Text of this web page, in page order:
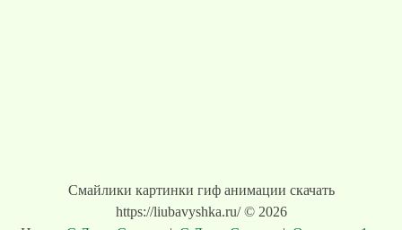
Смайлики картинки гиф анимации скачать
https://liubavyshka.ru/ © 2026